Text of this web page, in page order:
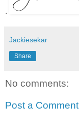
.
Jackiesekar
Share
No comments:
Post a Comment